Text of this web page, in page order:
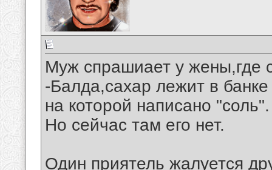
Муж спрашиает у жены,где
-Балда,сахар лежит в
на которой написано "соль".
Но сейчас там его нет.
Один приятель жалуется